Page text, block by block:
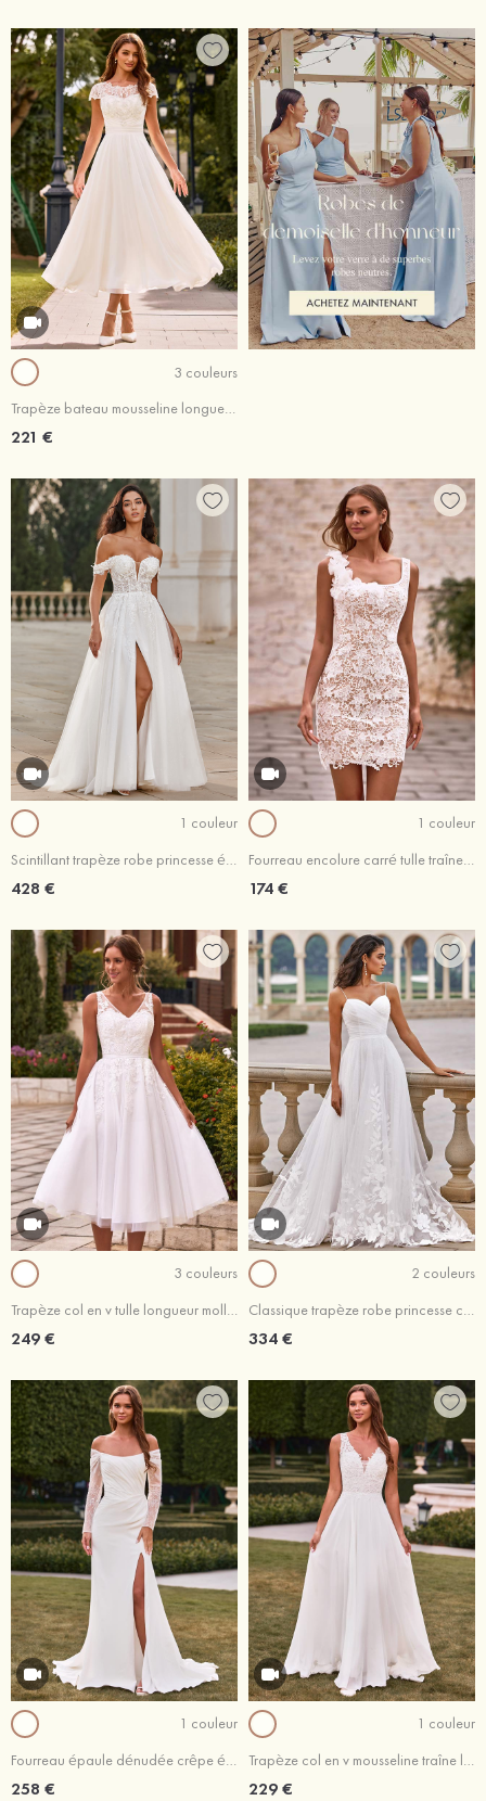
3 couleurs
Trapèze bateau mousseline longueur mollet robe de mariée avec dentelle plissé ceinture
221 €
1 couleur
428 €
1 couleur
174 €
3 couleurs
Trapèze col en v tulle longueur mollet robe de mariée avec dentelle plissé ceintures
249 €
2 couleurs
Classique trapèze robe princesse col en v tulle traîne balayage robe de mariée
334 €
1 couleur
Fourreau épaule dénudée crêpe élastique traîne chapelle robe de mariée avec perles dentelle
258 €
1 couleur
Trapèze col en v mousseline traîne légère robe de mariée avec dentelle plissé
229 €